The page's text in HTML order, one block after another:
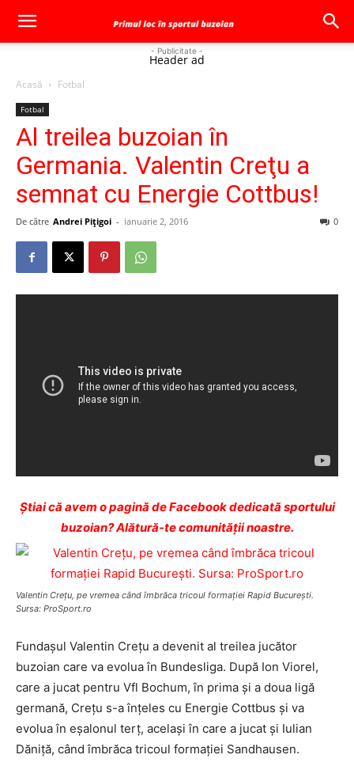
- Publicitate -
Header ad
Acasă Fotbal
Fotbal
Al treilea buzoian în
Germania. Valentin Creţu a
semnat cu Energie Cottbus!
De către Andrei Pițigoi - ianuarie 2, 2016 0
Ştiai că avem o pagină de Facebook dedicată sportului
buzoian? Alătură-te comunității noastre.
Valentin Creţu, pe vremea când îmbrăca tricoul formaţiei Rapid Bucureşti.
Sursa: ProSport.ro
Fundaşul Valentin Creţu a devenit al treilea jucător
buzoian care va evolua în Bundesliga. După Ion Viorel,
care a jucat pentru Vfl Bochum, în prima şi a doua ligă
germană, Creţu s-a înţeles cu Energie Cottbus şi va
evolua în eşalonul terţ, acelaşi în care a jucat şi Iulian
Dăniţă, când îmbrăca tricoul formaţiei Sandhausen.